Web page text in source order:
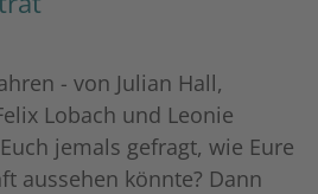
- von Julian Hall,
Lobach und Leonie
jemals gefragt, wie Eure
aussehen könnte? Dann